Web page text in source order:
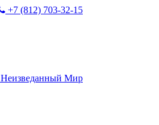
+7 (812) 703-32-15
Неизведанный Мир